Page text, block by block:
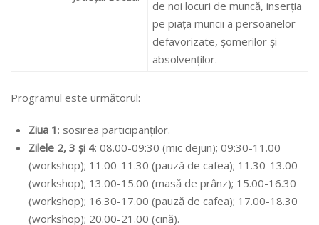
de noi locuri de muncă, inserția
pe piața muncii a persoanelor
defavorizate, șomerilor și
absolvenților.
Programul este următorul:
Ziua 1 : sosirea participanților.
Zilele 2, 3 și 4: 08.00-09:30 (mic dejun); 09:30-11.00
(workshop); 11.00-11.30 (pauză de cafea); 11.30-13.00
(workshop); 13.00-15.00 (masă de prânz); 15.00-16.30
(workshop); 16.30-17.00 (pauză de cafea); 17.00-18.30
(workshop); 20.00-21.00 (cină).